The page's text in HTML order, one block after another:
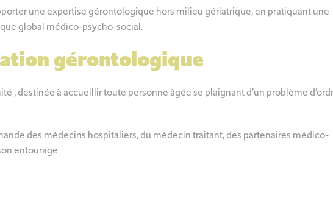
une expertise gérontologique hors milieu gériatrique, en pratiquant une
global médico-psycho-social.
gérontologique
, destinée à accueillir toute personne âgée se plaignant d’un problème
des médecins hospitaliers, du médecin traitant, des partenaires médico-
entourage.